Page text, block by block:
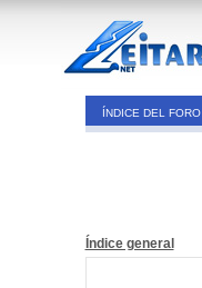
ÍNDICE DEL FORO
Índice general